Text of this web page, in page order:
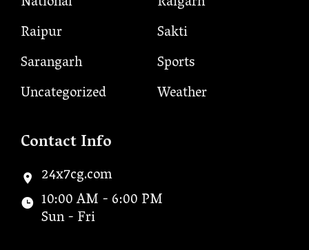
Raipur
Sakti
Sarangarh
Sports
Uncategorized
Weather
Contact Info
24x7cg.com
10:00 AM - 6:00 PM
Sun - Fri